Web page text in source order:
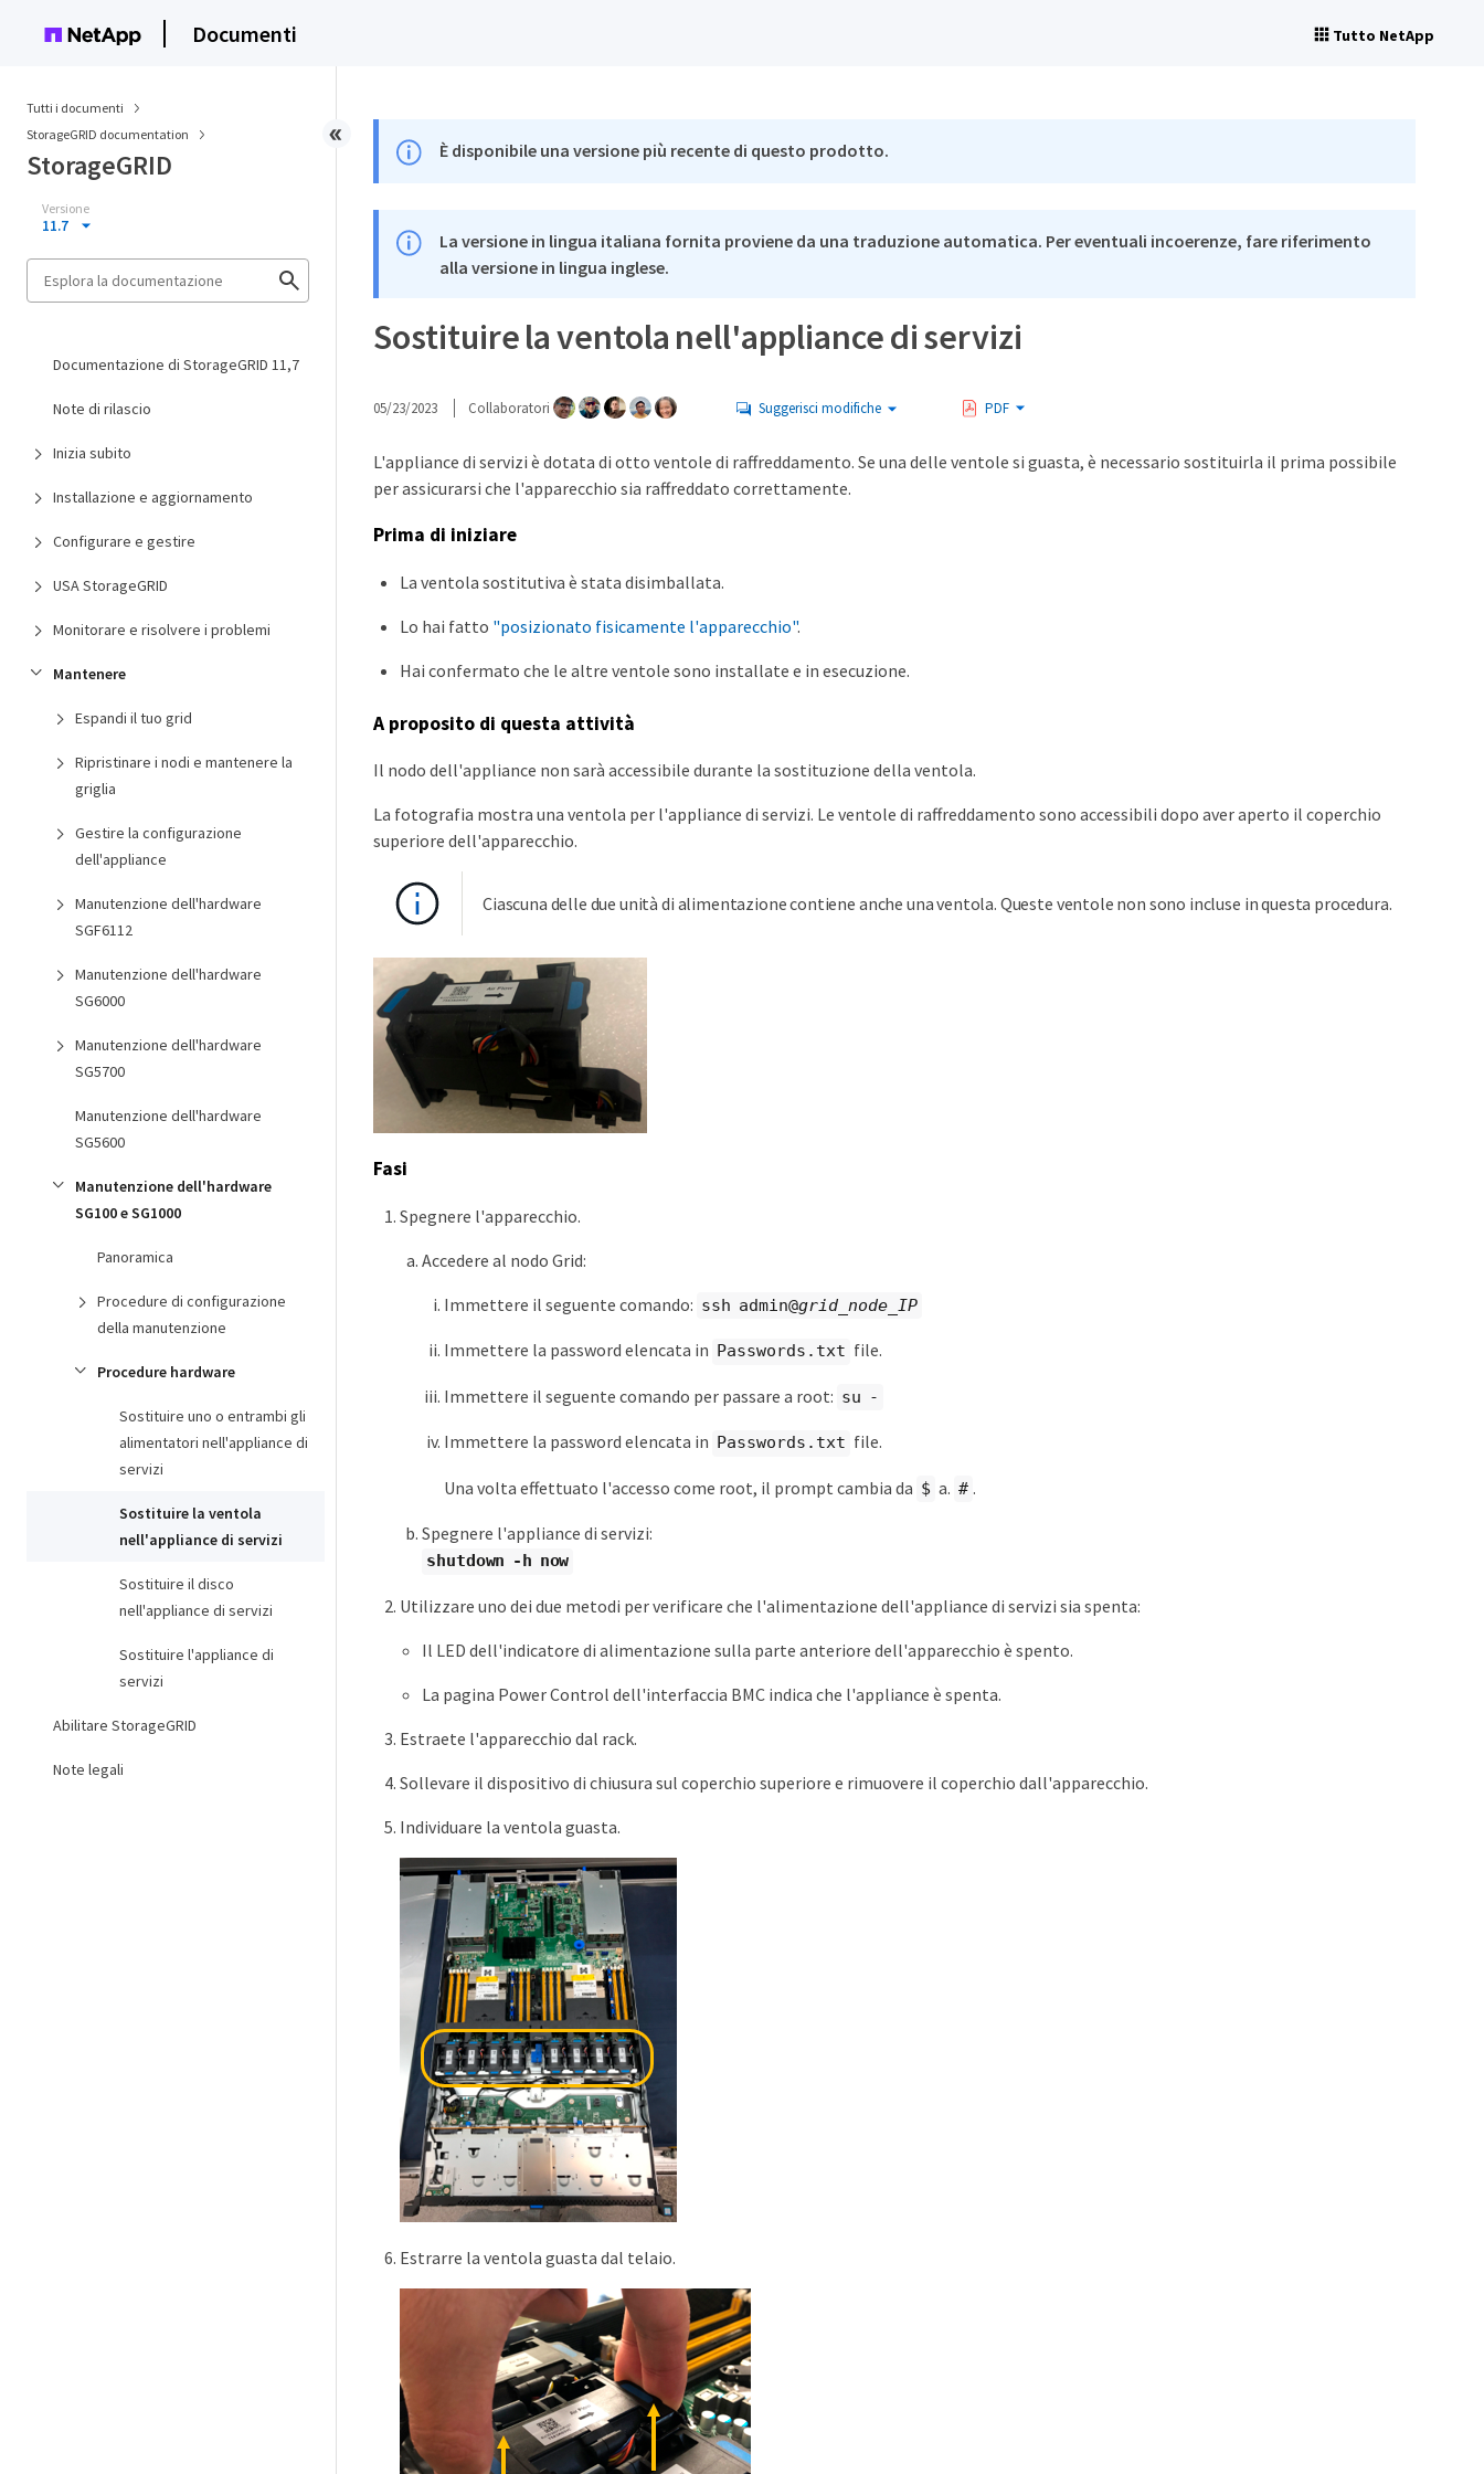
Documenti Tutto NetApp
Tutti i documenti
StorageGRID documentation
StorageGRID
Versione
11.7
Documentazione di StorageGRID 11,7
Note di rilascio
Inizia subito
Installazione e aggiornamento
Configurare e gestire
USA StorageGRID
Monitorare e risolvere i problemi
Mantenere
Espandi il tuo grid
Ripristinare i nodi e mantenere la
griglia
Gestire la configurazione
dell'appliance
Manutenzione dell'hardware
SGF6112
Manutenzione dell'hardware
SG6000
Manutenzione dell'hardware
SG5700
Manutenzione dell'hardware
SG5600
Manutenzione dell'hardware
SG100 e SG1000
Panoramica
Procedure di configurazione
della manutenzione
Procedure hardware
Sostituire uno o entrambi gli
alimentatori nell'appliance di
servizi
Sostituire la ventola
nell'appliance di servizi
Sostituire il disco
nell'appliance di servizi
Sostituire l'appliance di
servizi
Abilitare StorageGRID
Note legali
È disponibile una versione più recente di questo prodotto.
La versione in lingua italiana fornita proviene da una traduzione automatica. Per eventuali incoerenze, fare riferimento
alla versione in lingua inglese.
Sostituire la ventola nell'appliance di servizi
05/23/2023 Collaboratori Suggerisci modifiche PDF
L'appliance di servizi è dotata di otto ventole di raffreddamento. Se una delle ventole si guasta, è necessario sostituirla il prima possibile
per assicurarsi che l'apparecchio sia raffreddato correttamente.
Prima di iniziare
La ventola sostitutiva è stata disimballata.
Lo hai fatto "posizionato fisicamente l'apparecchio".
Hai confermato che le altre ventole sono installate e in esecuzione.
A proposito di questa attività
Il nodo dell'appliance non sarà accessibile durante la sostituzione della ventola.
La fotografia mostra una ventola per l'appliance di servizi. Le ventole di raffreddamento sono accessibili dopo aver aperto il coperchio
superiore dell'apparecchio.
Ciascuna delle due unità di alimentazione contiene anche una ventola. Queste ventole non sono incluse in questa procedura.
Fasi
Spegnere l'apparecchio.
Accedere al nodo Grid:
Immettere il seguente comando: ssh admin@grid_node_IP
Immettere la password elencata in Passwords.txt file.
Immettere il seguente comando per passare a root: su -
Immettere la password elencata in Passwords.txt file.
Una volta effettuato l'accesso come root, il prompt cambia da $ a. # .
Spegnere l'appliance di servizi:
shutdown -h now
Utilizzare uno dei due metodi per verificare che l'alimentazione dell'appliance di servizi sia spenta:
Il LED dell'indicatore di alimentazione sulla parte anteriore dell'apparecchio è spento.
La pagina Power Control dell'interfaccia BMC indica che l'appliance è spenta.
Estraete l'apparecchio dal rack.
Sollevare il dispositivo di chiusura sul coperchio superiore e rimuovere il coperchio dall'apparecchio.
Individuare la ventola guasta.
Estrarre la ventola guasta dal telaio.